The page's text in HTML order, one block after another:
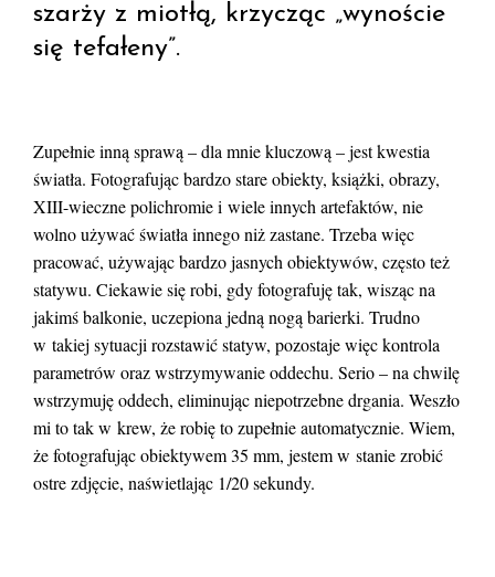
szarży z miotłą, krzycząc „wynoście
się tefałeny”.
Zupełnie inną sprawą – dla mnie kluczową – jest kwestia
światła. Fotografując bardzo stare obiekty, książki, obrazy,
XIII-wieczne polichromie i wiele innych artefaktów, nie
wolno używać światła innego niż zastane. Trzeba więc
pracować, używając bardzo jasnych obiektywów, często też
statywu. Ciekawie się robi, gdy fotografuję tak, wisząc na
jakimś balkonie, uczepiona jedną nogą barierki. Trudno
w takiej sytuacji rozstawić statyw, pozostaje więc kontrola
parametrów oraz wstrzymywanie oddechu. Serio – na chwilę
wstrzymuję oddech, eliminując niepotrzebne drgania. Weszło
mi to tak w krew, że robię to zupełnie automatycznie. Wiem,
że fotografując obiektywem 35 mm, jestem w stanie zrobić
ostre zdjęcie, naświetlając 1/20 sekundy.